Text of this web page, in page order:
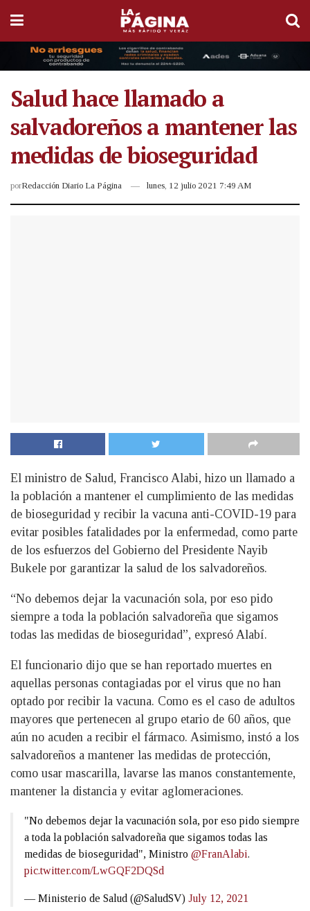
Salud hace llamado a
salvadoreños a mantener las
medidas de bioseguridad
porRedacción Diario La Página lunes, 12 julio 2021 7:49 AM
El ministro de Salud, Francisco Alabi, hizo un llamado a
la población a mantener el cumplimiento de las medidas
de bioseguridad y recibir la vacuna anti-COVID-19 para
evitar posibles fatalidades por la enfermedad, como parte
de los esfuerzos del Gobierno del Presidente Nayib
Bukele por garantizar la salud de los salvadoreños.
“No debemos dejar la vacunación sola, por eso pido
siempre a toda la población salvadoreña que sigamos
todas las medidas de bioseguridad”, expresó Alabí.
El funcionario dijo que se han reportado muertes en
aquellas personas contagiadas por el virus que no han
optado por recibir la vacuna. Como es el caso de adultos
mayores que pertenecen al grupo etario de 60 años, que
aún no acuden a recibir el fármaco. Asimismo, instó a los
salvadoreños a mantener las medidas de protección,
como usar mascarilla, lavarse las manos constantemente,
mantener la distancia y evitar aglomeraciones.
"No debemos dejar la vacunación sola, por eso pido siempre
a toda la población salvadoreña que sigamos todas las
medidas de bioseguridad", Ministro @FranAlabi.
pic.twitter.com/LwGQF2DQSd
— Ministerio de Salud (@SaludSV) July 12, 2021